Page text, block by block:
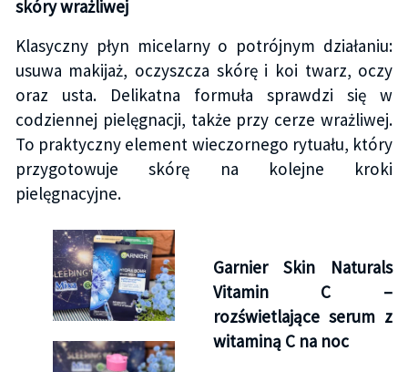
skóry wrażliwej
Klasyczny płyn micelarny o potrójnym działaniu:
usuwa makijaż, oczyszcza skórę i koi twarz, oczy
oraz usta. Delikatna formuła sprawdzi się w
codziennej pielęgnacji, także przy cerze wrażliwej.
To praktyczny element wieczornego rytuału, który
przygotowuje skórę na kolejne kroki
pielęgnacyjne.
Garnier Skin Naturals
Vitamin C –
rozświetlające serum z
witaminą C na noc